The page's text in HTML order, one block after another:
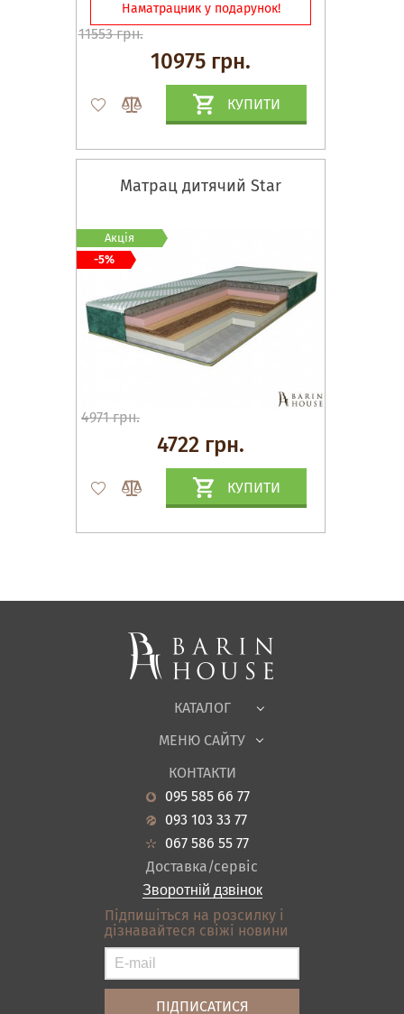
Наматрацник у подарунок!
11553 грн.
10975 грн.
КУПИТИ
Матрац дитячий Star
4971 грн.
4722 грн.
КУПИТИ
Акція
-5%
КАТАЛОГ
Спальні, Ліжка
Корпусні меблі
Офісні меблі
Садові меблі
Вітальня
Кухня
Передпокої
Ванна
Акціі
МЕНЮ САЙТУ
Про нас
Новини
Гарантія
Кредит
Оплата і доставка
Відгуки
Контакти
Карта сайту
Умови покупки
КОНТАКТИ
095 585 66 77
093 103 33 77
067 586 55 77
Доставка/сервіс
Зворотній дзвінок
Підпишіться на розсилку і
дізнавайтеся свіжі новини